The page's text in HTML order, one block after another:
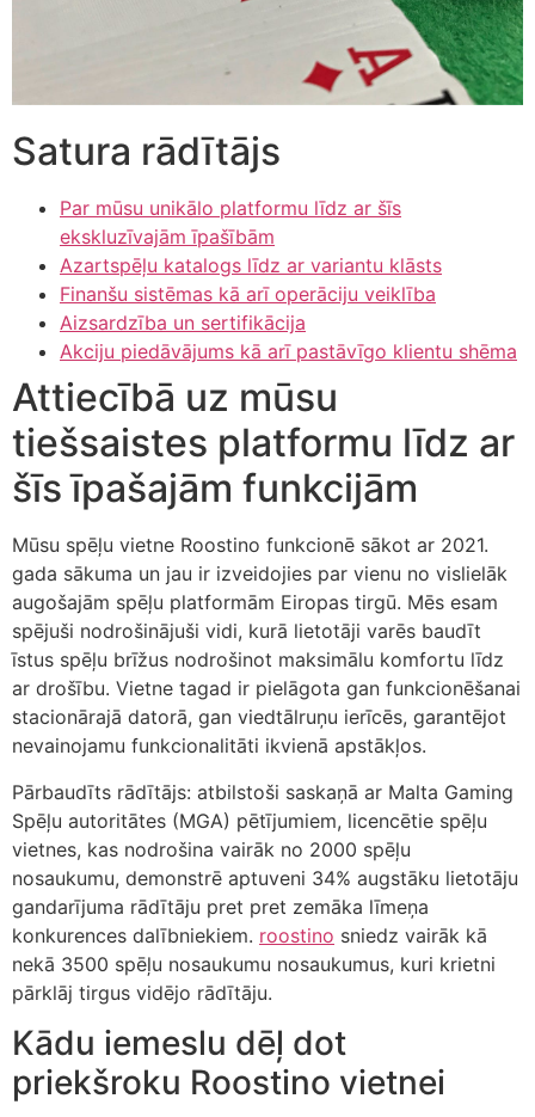
panel
panel
panel
panel
panel
satın al
satın al
panel
panel
panel
panel
panel
panel
panel
panel
panel
panel
panel
panel
panel
panel
Satura rādītājs
Par mūsu unikālo platformu līdz ar šīs
ekskluzīvajām īpašībām
Azartspēļu katalogs līdz ar variantu klāsts
Finanšu sistēmas kā arī operāciju veiklība
Aizsardzība un sertifikācija
Akciju piedāvājums kā arī pastāvīgo klientu shēma
Attiecībā uz mūsu
tiešsaistes platformu līdz ar
šīs īpašajām funkcijām
Mūsu spēļu vietne Roostino funkcionē sākot ar 2021.
gada sākuma un jau ir izveidojies par vienu no vislielāk
augošajām spēļu platformām Eiropas tirgū. Mēs esam
spējuši nodrošinājuši vidi, kurā lietotāji varēs baudīt
īstus spēļu brīžus nodrošinot maksimālu komfortu līdz
ar drošību. Vietne tagad ir pielāgota gan funkcionēšanai
stacionārajā datorā, gan viedtālruņu ierīcēs, garantējot
nevainojamu funkcionalitāti ikvienā apstākļos.
Pārbaudīts rādītājs: atbilstoši saskaņā ar Malta Gaming
Spēļu autoritātes (MGA) pētījumiem, licencētie spēļu
vietnes, kas nodrošina vairāk no 2000 spēļu
nosaukumu, demonstrē aptuveni 34% augstāku lietotāju
gandarījuma rādītāju pret pret zemāka līmeņa
konkurences dalībniekiem. roostino sniedz vairāk kā
nekā 3500 spēļu nosaukumu nosaukumus, kuri krietni
pārklāj tirgus vidējo rādītāju.
Kādu iemeslu dēļ dot
priekšroku Roostino vietnei